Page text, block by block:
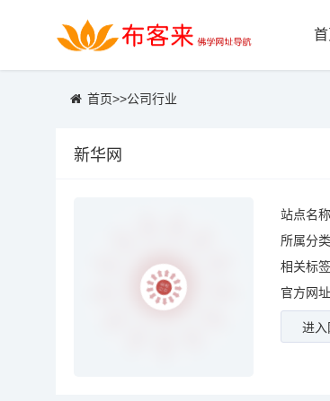
首页>>公司行业
新华网
站点名
所属分类
相关标签
官方网
进入